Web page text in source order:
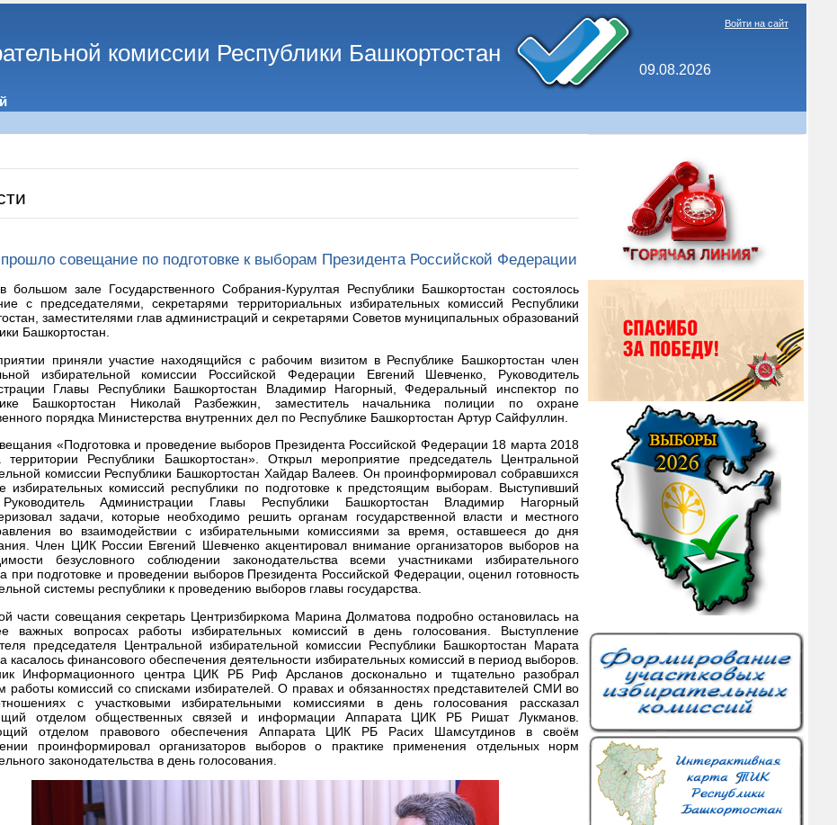
комиссии Республики Башкортостан
09.08.2026
Войти на сайт
совещание по подготовке к выборам Президента Российской Федерации
зале Государственного Собрания-Курултая Республики Башкортостан состоялось
с председателями, секретарями территориальных избирательных комиссий Республики
заместителями глав администраций и секретарями Советов муниципальных образований
Башкортостан.
приняли участие находящийся с рабочим визитом в Республике Башкортостан член
избирательной комиссии Российской Федерации Евгений Шевченко, Руководитель
Главы Республики Башкортостан Владимир Нагорный, Федеральный инспектор по
Башкортостан Николай Разбежкин, заместитель начальника полиции по охране
порядка Министерства внутренних дел по Республике Башкортостан Артур Сайфуллин.
«Подготовка и проведение выборов Президента Российской Федерации 18 марта 2018
территории Республики Башкортостан». Открыл мероприятие председатель Центральной
комиссии Республики Башкортостан Хайдар Валеев. Он проинформировал собравшихся
избирательных комиссий республики по подготовке к предстоящим выборам. Выступивший
Администрации Главы Республики Башкортостан Владимир Нагорный
задачи, которые необходимо решить органам государственной власти и местного
во взаимодействии с избирательными комиссиями за время, оставшееся до дня
Член ЦИК России Евгений Шевченко акцентировал внимание организаторов выборов на
безусловного соблюдении законодательства всеми участниками избирательного
при подготовке и проведении выборов Президента Российской Федерации, оценил готовность
системы республики к проведению выборов главы государства.
части совещания секретарь Центризбиркома Марина Долматова подробно остановилась на
важных вопросах работы избирательных комиссий в день голосования. Выступление
председателя Центральной избирательной комиссии Республики Башкортостан Марата
касалось финансового обеспечения деятельности избирательных комиссий в период выборов.
Информационного центра ЦИК РБ Риф Арсланов досконально и тщательно разобрал
работы комиссий со списками избирателей. О правах и обязанностях представителей СМИ во
с участковыми избирательными комиссиями в день голосования рассказал
отделом общественных связей и информации Аппарата ЦИК РБ Ришат Лукманов.
отделом правового обеспечения Аппарата ЦИК РБ Расих Шамсутдинов в своём
проинформировал организаторов выборов о практике применения отдельных норм
законодательства в день голосования.